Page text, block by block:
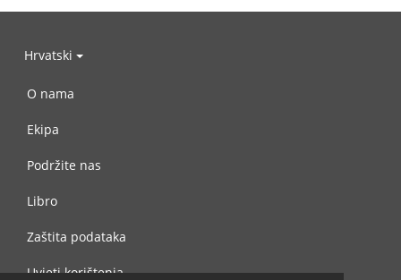
Hrvatski
O nama
Ekipa
Podržite nas
Libro
Zaštita podataka
Uvjeti korištenja